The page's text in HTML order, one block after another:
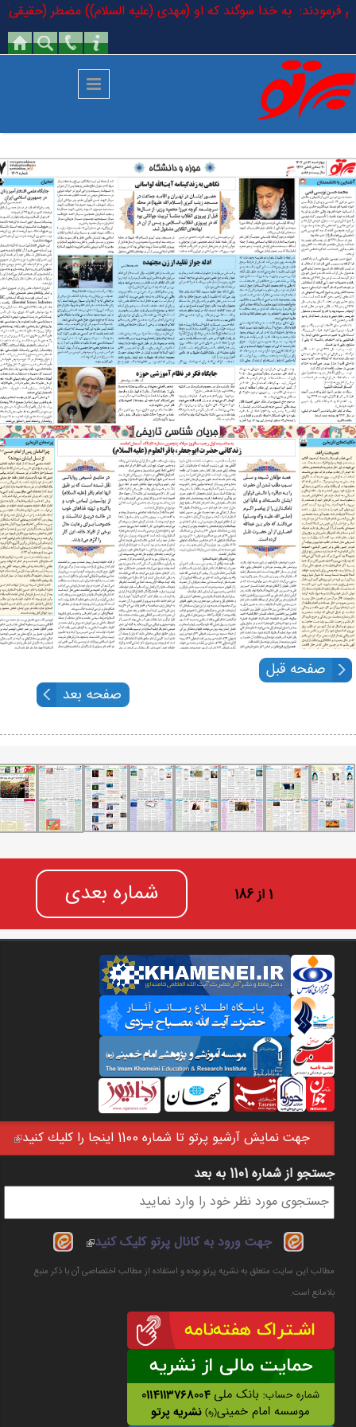
رفتن به محتوای اصلی
فرمودند: به خدا سوگند که او (مهدی (علیه السلام)) مضطر
1 از 186 شماره بعدی
جهت نمايش آرشيو پرتو تا شماره 1100 اينجا را كليك كنيد
فرم جستجو
جستجو از شماره 1101 به بعد
جهت ورود به کانال پرتو کلیک کنید
(link is
external)
مطالب این سایت متعلق به نشریه پرتو بوده و استفاده از مطالب اختصاصی آن با ذکر منبع
بلامانع است.